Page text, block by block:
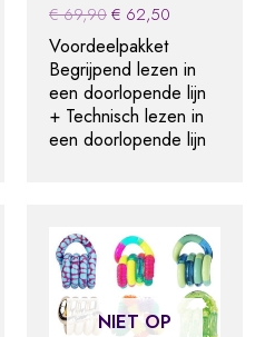
€69,90Original
price
was:
€ 69,90.
€ 62,50
€ 62,50.
Voordeelpakket
Begrijpend lezen in
een doorlopende lijn
+ Technisch lezen in
een doorlopende lijn
NIET OP